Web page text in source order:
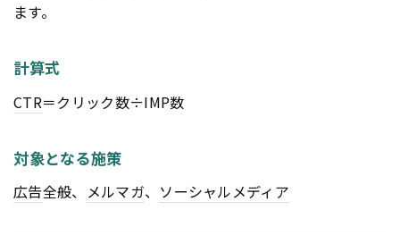
ます。
計算式
CTR＝クリック数÷IMP数
対象となる施策
広告全般、 メルマガ、 ソーシャルメディア